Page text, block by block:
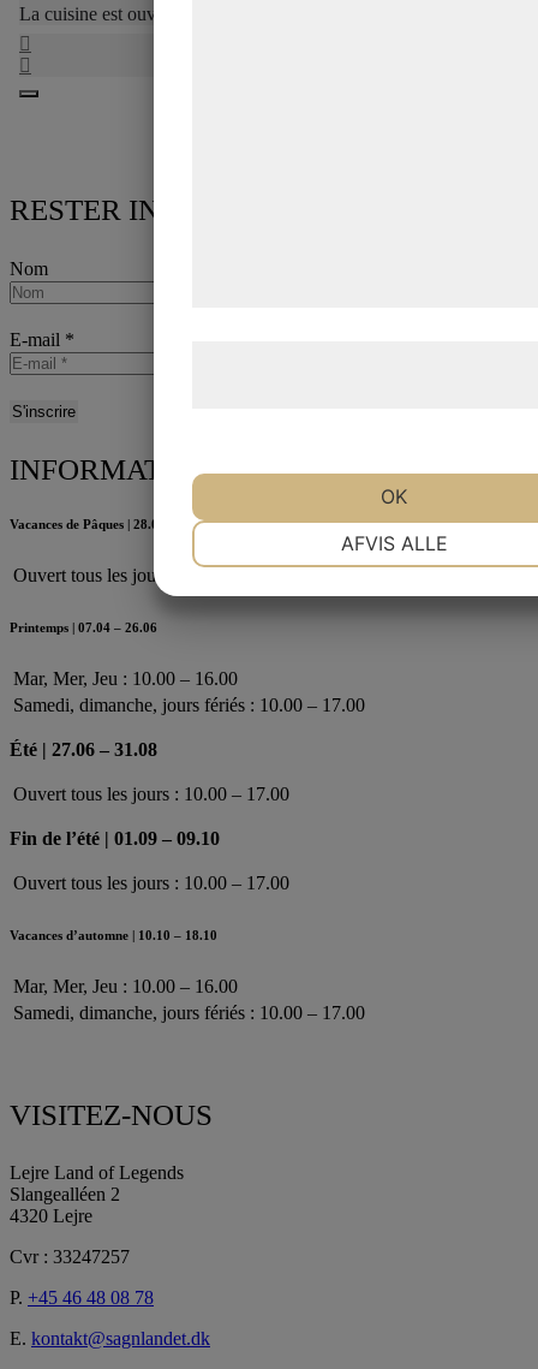
La cuisine est ouverte de 11h30 à 15h30
RESTER INFORMÉ
Nom
E-mail *
INFORMATIONS 2026
Vacances de Pâques | 28.03 – 06.04
Ouvert tous les jours : 10.00 – 17.00
Printemps | 07.04 – 26.06
Mar, Mer, Jeu : 10.00 – 16.00
Samedi, dimanche, jours fériés : 10.00 – 17.00
Été | 27.06 – 31.08
Ouvert tous les jours : 10.00 – 17.00
Fin de l’été | 01.09 – 09.10
Ouvert tous les jours : 10.00 – 17.00
Vacances d’automne | 10.10 – 18.10
Mar, Mer, Jeu : 10.00 – 16.00
Samedi, dimanche, jours fériés : 10.00 – 17.00
VISITEZ-NOUS
Lejre Land of Legends
Slangealléen 2
4320 Lejre
Cvr : 33247257
P. +45 46 48 08 78
E. kontakt@sagnlandet.dk
AFVIS ALLE
OK